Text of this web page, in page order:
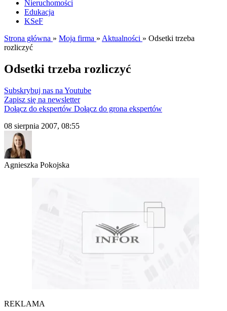
Nieruchomości
Edukacja
KSeF
Strona główna » Moja firma » Aktualności » Odsetki trzeba
rozliczyć
Odsetki trzeba rozliczyć
Subskrybuj nas na Youtube
Zapisz się na newsletter
Dołącz do ekspertów Dołącz do grona ekspertów
08 sierpnia 2007, 08:55
Agnieszka Pokojska
REKLAMA